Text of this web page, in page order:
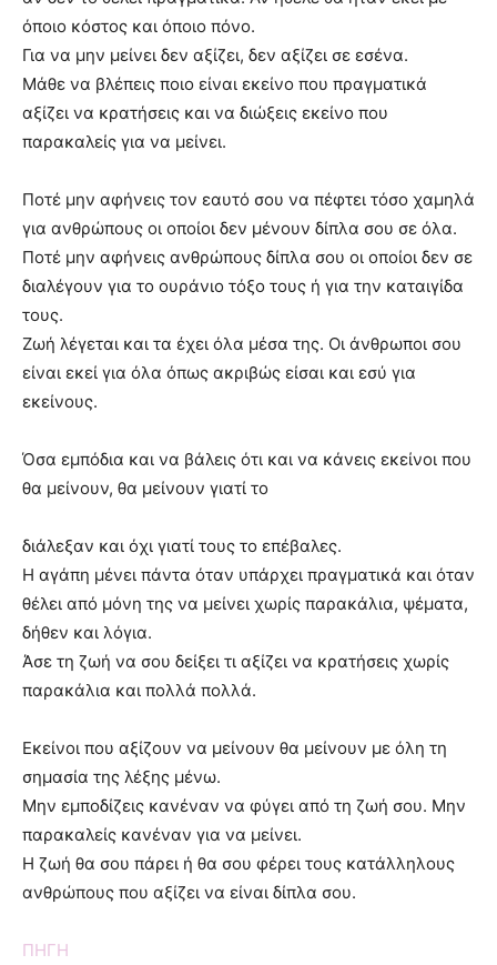
όποιο κόστος και όποιο πόνο.
Για να μην μείνει δεν αξίζει, δεν αξίζει σε εσένα.
Μάθε να βλέπεις ποιο είναι εκείνο που πραγματικά
αξίζει να κρατήσεις και να διώξεις εκείνο που
παρακαλείς για να μείνει.
Ποτέ μην αφήνεις τον εαυτό σου να πέφτει τόσο χαμηλά
για ανθρώπους οι οποίοι δεν μένουν δίπλα σου σε όλα.
Ποτέ μην αφήνεις ανθρώπους δίπλα σου οι οποίοι δεν σε
διαλέγουν για το ουράνιο τόξο τους ή για την καταιγίδα
τους.
Ζωή λέγεται και τα έχει όλα μέσα της. Οι άνθρωποι σου
είναι εκεί για όλα όπως ακριβώς είσαι και εσύ για
εκείνους.
Όσα εμπόδια και να βάλεις ότι και να κάνεις εκείνοι που
θα μείνουν, θα μείνουν γιατί το
διάλεξαν και όχι γιατί τους το επέβαλες.
Η αγάπη μένει πάντα όταν υπάρχει πραγματικά και όταν
θέλει από μόνη της να μείνει χωρίς παρακάλια, ψέματα,
δήθεν και λόγια.
Άσε τη ζωή να σου δείξει τι αξίζει να κρατήσεις χωρίς
παρακάλια και πολλά πολλά.
Εκείνοι που αξίζουν να μείνουν θα μείνουν με όλη τη
σημασία της λέξης μένω.
Μην εμποδίζεις κανέναν να φύγει από τη ζωή σου. Μην
παρακαλείς κανέναν για να μείνει.
Η ζωή θα σου πάρει ή θα σου φέρει τους κατάλληλους
ανθρώπους που αξίζει να είναι δίπλα σου.
ΠΗΓΗ